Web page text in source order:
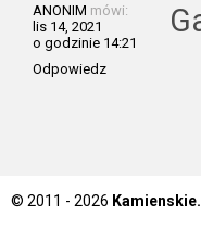
ANONIM mówi:
lis 14, 2021
o godzinie 14:21
Odpowiedz
© 2011 - 2026